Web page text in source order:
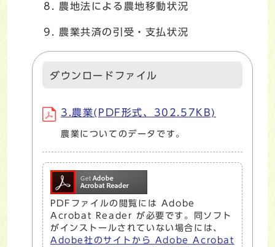
農地法による農地移動状況
農業共済の引受・支払状況
ダウンロードファイル
3.農業(PDF形式、302.57KB)
農業についてのデータです。
PDFファイルの閲覧には Adobe
Acrobat Reader が必要です。同ソフト
がインストールされていない場合には、
Adobe社のサイトから Adobe Acrobat